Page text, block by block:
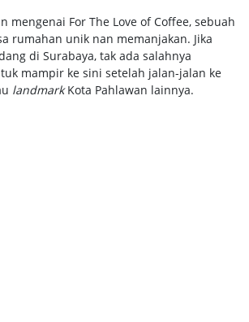
mengenai For The Love of Coffee, sebuah
rumahan unik nan memanjakan. Jika
di Surabaya, tak ada salahnya
mampir ke sini setelah jalan-jalan ke
landmarkKota Pahlawan lainnya.